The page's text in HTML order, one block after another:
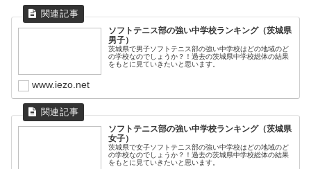
ソフトテニス部の強い中学校ランキング（茨城県
男子）
茨城県で男子ソフトテニス部の強い中学校はどの地域のど
の学校なのでしょうか？！過去の茨城県中学校総体の結果
をもとに見ていきたいと思います。
www.iezo.net
ソフトテニス部の強い中学校ランキング（茨城県
女子）
茨城県で女子ソフトテニス部の強い中学校はどの地域のど
の学校なのでしょうか？！過去の茨城県中学校総体の結果
をもとに見ていきたいと思います。